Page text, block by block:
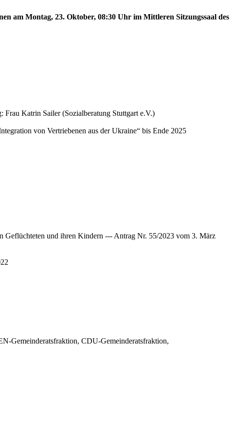
am Montag, 23. Oktober, 08:30 Uhr im Mittleren Sitzungssaal des
Katrin Sailer (Sozialberatung Stuttgart e.V.)
von Vertriebenen aus der Ukraine“ bis Ende 2025
Geflüchteten und ihren Kindern --- Antrag Nr. 55/2023 vom 3. März
Gemeinderatsfraktion, CDU-Gemeinderatsfraktion,